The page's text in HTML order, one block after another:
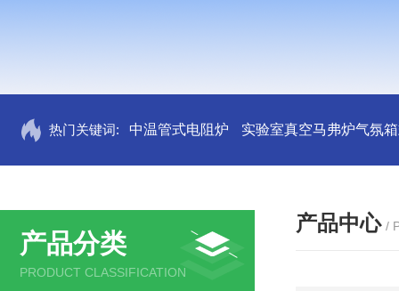
热门关键词: 中温管式电阻炉 实验室真空马弗炉气氛
产品分类
PRODUCT CLASSIFICATION
产品中心 /